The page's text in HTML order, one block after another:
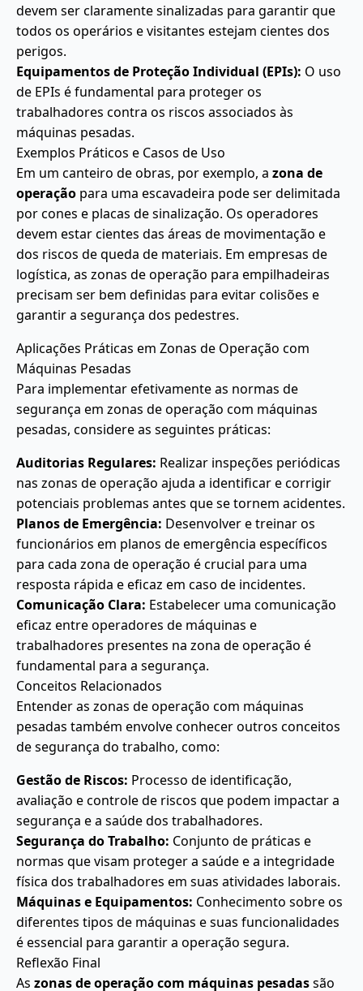
devem ser claramente sinalizadas para garantir que
todos os operários e visitantes estejam cientes dos
perigos.
Equipamentos de Proteção Individual (EPIs): O uso
de EPIs é fundamental para proteger os
trabalhadores contra os riscos associados às
máquinas pesadas.
Exemplos Práticos e Casos de Uso
Em um canteiro de obras, por exemplo, a zona de
operação para uma escavadeira pode ser delimitada
por cones e placas de sinalização. Os operadores
devem estar cientes das áreas de movimentação e
dos riscos de queda de materiais. Em empresas de
logística, as zonas de operação para empilhadeiras
precisam ser bem definidas para evitar colisões e
garantir a segurança dos pedestres.
Aplicações Práticas em Zonas de Operação com
Máquinas Pesadas
Para implementar efetivamente as normas de
segurança em zonas de operação com máquinas
pesadas, considere as seguintes práticas:
Auditorias Regulares: Realizar inspeções periódicas
nas zonas de operação ajuda a identificar e corrigir
potenciais problemas antes que se tornem acidentes.
Planos de Emergência: Desenvolver e treinar os
funcionários em planos de emergência específicos
para cada zona de operação é crucial para uma
resposta rápida e eficaz em caso de incidentes.
Comunicação Clara: Estabelecer uma comunicação
eficaz entre operadores de máquinas e
trabalhadores presentes na zona de operação é
fundamental para a segurança.
Conceitos Relacionados
Entender as zonas de operação com máquinas
pesadas também envolve conhecer outros conceitos
de segurança do trabalho, como:
Gestão de Riscos: Processo de identificação,
avaliação e controle de riscos que podem impactar a
segurança e a saúde dos trabalhadores.
Segurança do Trabalho: Conjunto de práticas e
normas que visam proteger a saúde e a integridade
física dos trabalhadores em suas atividades laborais.
Máquinas e Equipamentos: Conhecimento sobre os
diferentes tipos de máquinas e suas funcionalidades
é essencial para garantir a operação segura.
Reflexão Final
As zonas de operação com máquinas pesadassão